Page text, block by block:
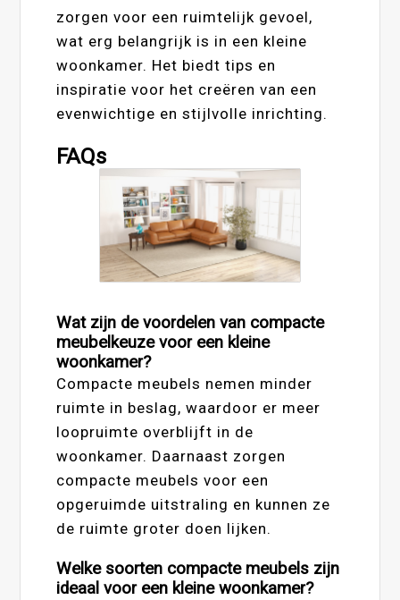
zorgen voor een ruimtelijk gevoel,
wat erg belangrijk is in een kleine
woonkamer. Het biedt tips en
inspiratie voor het creëren van een
evenwichtige en stijlvolle inrichting.
FAQs
Wat zijn de voordelen van compacte
meubelkeuze voor een kleine
woonkamer?
Compacte meubels nemen minder
ruimte in beslag, waardoor er meer
loopruimte overblijft in de
woonkamer. Daarnaast zorgen
compacte meubels voor een
opgeruimde uitstraling en kunnen ze
de ruimte groter doen lijken.
Welke soorten compacte meubels zijn
ideaal voor een kleine woonkamer?